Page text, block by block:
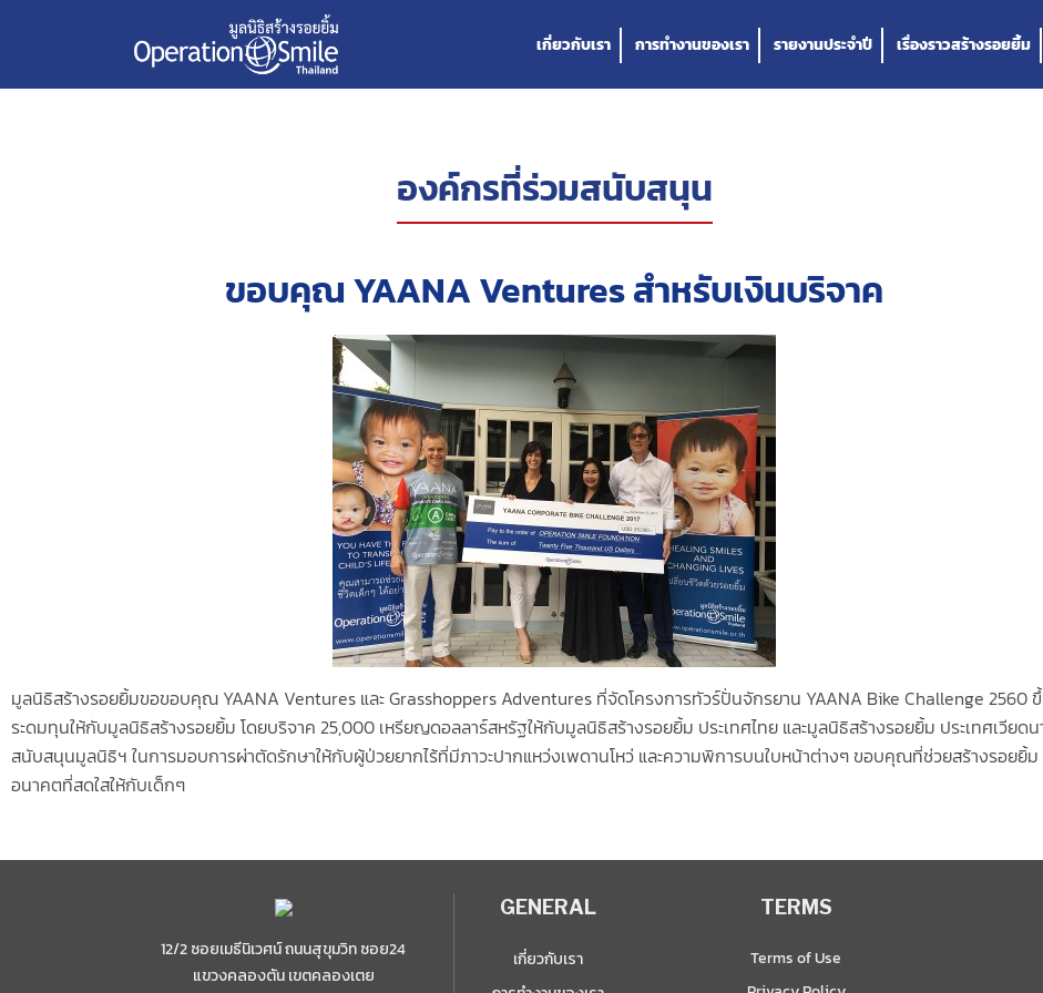
เกี่ยวกับเรา การทำงานของเรา รายงานประจำปี เรื่องราวสร้างรอยยิ้ม
องค์กรที่ร่วมสนับสนุน
ขอบคุณ YAANA Ventures สำหรับเงินบริจาค
มูลนิธิสร้างรอยยิ้มขอขอบคุณ YAANA Ventures และ Grasshoppers Adventures ที่จัดโครงการทัวร์ปั่นจักรยาน YAANA Bike Challenge 2560
ระดมทุนให้กับมูลนิธิสร้างรอยยิ้ม โดยบริจาค 25,000 เหรียญดอลลาร์สหรัฐให้กับมูลนิธิสร้างรอยยิ้ม ประเทศไทย และมูลนิธิสร้างรอยยิ้ม ประเทศเวียด
สนับสนุนมูลนิธิฯ ในการมอบการผ่าตัดรักษาให้กับผู้ป่วยยากไร้ที่มีภาวะปากแหว่งเพดานโหว่ และความพิการบนใบหน้าต่างๆ ขอบคุณที่ช่วยสร้างรอยยิ้ม
อนาคตที่สดใสให้กับเด็กๆ
12/2 ซอยเมธีนิเวศน์ ถนนสุขุมวิท ซอย24
แขวงคลองตัน เขตคลองเตย
GENERAL
เกี่ยวกับเรา
TERMS
Terms of Use